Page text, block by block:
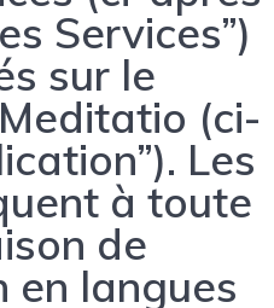
Services”)
sur le
(ci-
Les
à toute
de
en langues